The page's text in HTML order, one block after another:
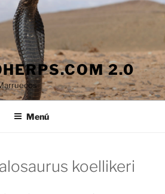
2.0
Menú
koellikeri